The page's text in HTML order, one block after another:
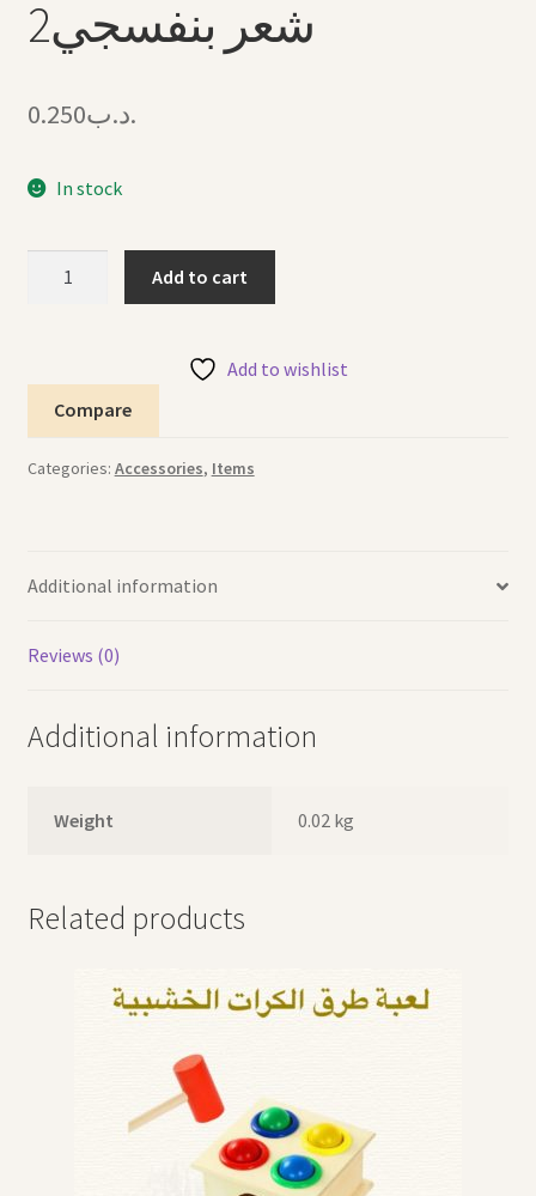
شعر بنفسجي2
.د.ب0.250
In stock
كليب
شعر
بنفسجي2
quantity
Add to cart
Add to wishlist
Compare
Categories: Accessories, Items
Additional information
Reviews (0)
Additional information
Weight 0.02 kg
Related products